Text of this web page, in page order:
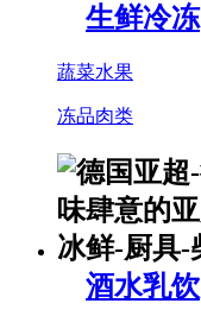
生鲜冷冻
蔬菜水果
冻品肉类
酒水乳饮